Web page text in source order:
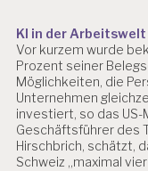
KI in der Arbeitswelt
Vor kurzem wurde
Prozent seiner
Möglichkeiten, die
Unternehmen
investiert, so das US-
Geschäftsführer des
Hirschbrich, schätzt,
Schweiz „maximal